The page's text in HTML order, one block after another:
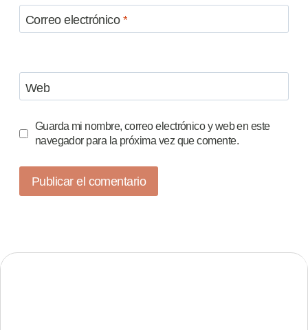
Correo electrónico *
Web
Guarda mi nombre, correo electrónico y web en este
navegador para la próxima vez que comente.